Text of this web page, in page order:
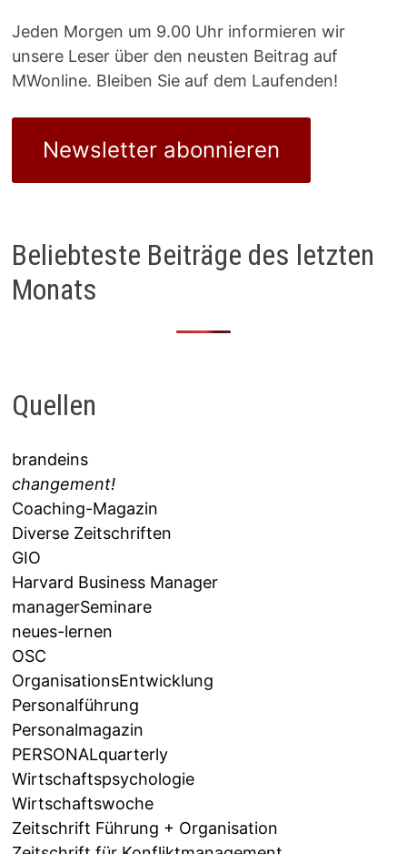
Jeden Morgen um 9.00 Uhr informieren wir
unsere Leser über den neusten Beitrag auf
MWonline. Bleiben Sie auf dem Laufenden!
Newsletter abonnieren
Beliebteste Beiträge des letzten
Monats
Quellen
brandeins
changement!
Coaching-Magazin
Diverse Zeitschriften
GIO
Harvard Business Manager
managerSeminare
neues-lernen
OSC
OrganisationsEntwicklung
Personalführung
Personalmagazin
PERSONALquarterly
Wirtschaftspsychologie
Wirtschaftswoche
Zeitschrift Führung + Organisation